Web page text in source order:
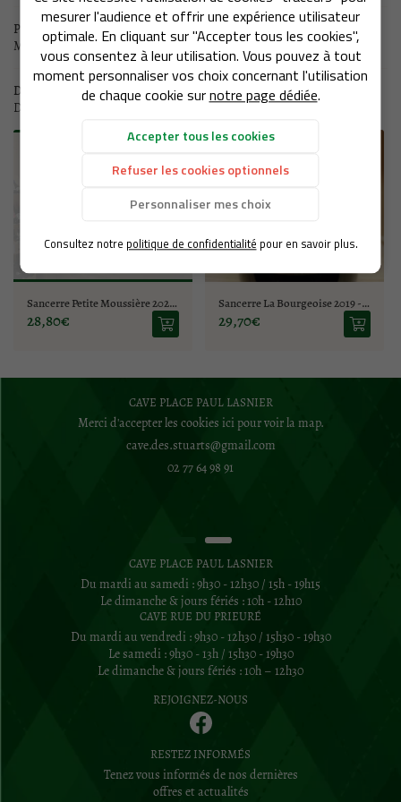
mesurer l'audience et offrir une expérience utilisateur
optimale. En cliquant sur "Accepter tous les cookies",
vous consentez à leur utilisation. Vous pouvez à tout
moment personnaliser vos choix concernant l'utilisation
de chaque cookie surnotre page dédiée.
Accepter tous les cookies
Refuser les cookies optionnels
Personnaliser mes choix
Consultez notre politique de confidentialité pour en savoir plus.
LA BOUTIQUE
SERVICES
CAVE À VINS
02 77 64 98 91
REJOIGNEZ-
Inscription
Produit suivant
Menetou Salon Morogues 2023- Domaine Pellé
Dans la même catégorie
D'autres produits qui pourraient vous intéresser
Sancerre Petite Moussière 2021 - Domaine Alphonse Mellot
28,80€
Sancerre La Bourgeoise 2019 - Domaine Bourgeois
29,70€
CAVE PLACE PAUL LASNIER
Merci d'accepter les cookies icipour voir la map.
02 77 64 98 91
CAVE PLACE PAUL LASNIER
Du mardi au samedi : 9h30 - 12h30 / 15h - 19h15
Le dimanche & jours fériés : 10h - 12h10
CAVE RUE DU PRIEURÉ
Du mardi au vendredi : 9h30 - 12h30 / 15h30 - 19h30
Le samedi : 9h30 - 13h / 15h30 - 19h30
Le dimanche & jours fériés : 10h – 12h30
REJOIGNEZ-NOUS
RESTEZ INFORMÉS
Tenez vous informés de nos dernières
offres et actualités